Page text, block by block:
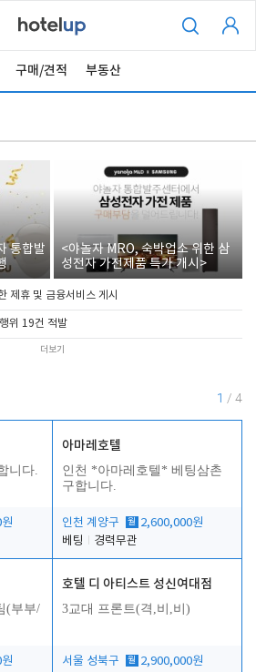
구매/견적 부동산
통합발
<야놀자 MRO, 숙박업소 위한 삼
성전자 가전제품 특가 개시>
제휴 및 금융서비스 게시
위 19건 적발
더보기
1 / 4
니다.
아마레호텔
인천 *아마레호텔* 베팅삼촌
구합니다.
인천 계양구 월 2,600,000원
베팅
경력무관
(부부/
호텔 디 아티스트 성신여대점
3교대 프론트(격,비,비)
서울 성북구 월 2,900,000원